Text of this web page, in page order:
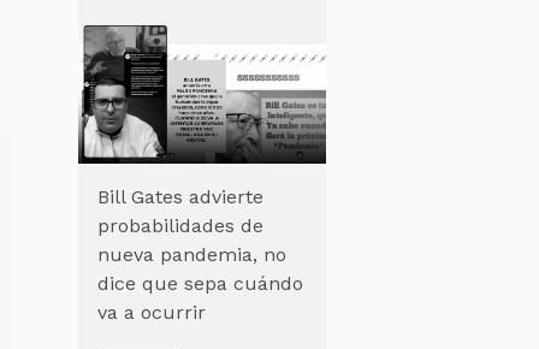
Bill Gates advierte
probabilidades de
nueva pandemia, no
dice que sepa cuándo
va a ocurrir